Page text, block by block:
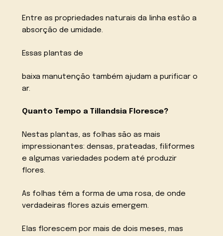
Entre as propriedades naturais da linha estão a
absorção de umidade.
Essas plantas de
baixa manutenção também ajudam a purificar o
ar.
Quanto Tempo a Tillandsia Floresce?
Nestas plantas, as folhas são as mais
impressionantes: densas, prateadas, filiformes
e algumas variedades podem até produzir
flores.
As folhas têm a forma de uma rosa, de onde
verdadeiras flores azuis emergem.
Elas florescem por mais de dois meses, mas